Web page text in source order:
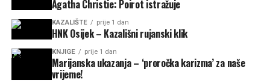
Agatha Christie: Poirot istražuje
KAZALIŠTE prije 1 dan
HNK Osijek – Kazališni rujanski klik
KNJIGE prije 1 dan
Marijanska ukazanja – ‘proročka karizma’ za naše
vrijeme!